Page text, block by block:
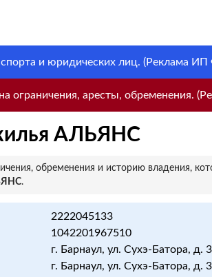
и юридических лиц. (Реклама
ограничения, аресты, обременения.
АЛЬЯНС
обременения и историю владения,
.
2222045133
1042201967510
г. Барнаул, ул. Сухэ-Батора, д.
г. Барнаул, ул. Сухэ-Батора, д.